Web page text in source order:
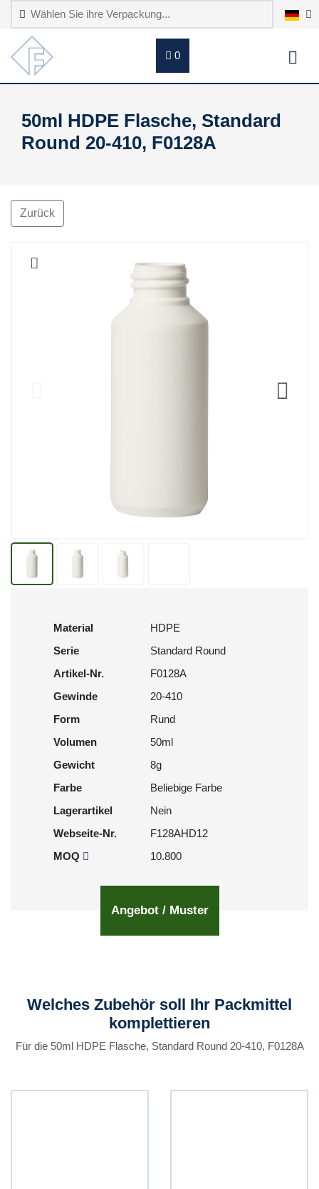
0
50ml HDPE Flasche, Standard
Round 20-410, F0128A
Zurück
Material
HDPE
Serie
Standard Round
Artikel-Nr.
F0128A
Gewinde
20-410
Form
Rund
Volumen
50ml
Gewicht
8g
Farbe
Beliebige Farbe
Lagerartikel
Nein
Webseite-Nr.
F128AHD12
MOQ
10.800
Angebot / Muster
Welches Zubehör soll Ihr Packmittel
komplettieren
Für die 50ml HDPE Flasche, Standard Round 20-410, F0128A